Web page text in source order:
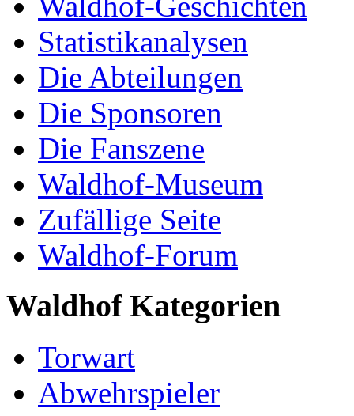
Statistikanalysen
Die Abteilungen
Die Sponsoren
Die Fanszene
Waldhof-Museum
Zufällige Seite
Waldhof-Forum
Waldhof Kategorien
Torwart
Abwehrspieler